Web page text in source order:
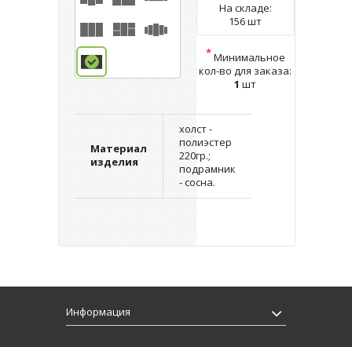
Материал
изделия
холст -
полиэстер
220гр.;
подрамник
- сосна.
На складе:
156 шт
*Минимальное
кол-во для заказа:
1 шт
Информация